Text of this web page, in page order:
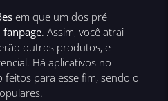
em que um dos pré
fanpage. Assim, você atrai
outros produtos, e
Há aplicativos no
feitos para esse fim, sendo o